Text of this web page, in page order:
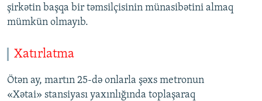
şirkətin başqa bir təmsilçisinin münasibətini almaq
mümkün olmayıb.
Xatırlatma
Ötən ay, martın 25-də onlarla şəxs metronun
«Xətai» stansiyası yaxınlığında toplaşaraq